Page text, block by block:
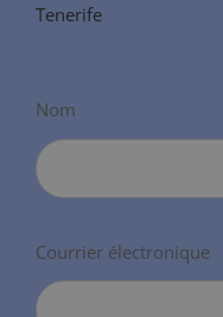
Tenerife
Nom
Courrier électronique